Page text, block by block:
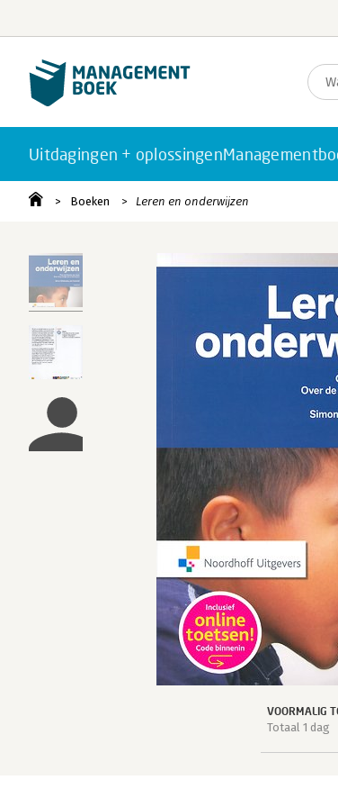
Uitdagingen + oplossingen
Boeken Leren en onderwijzen
VOORMALIG
Totaal 1 dag